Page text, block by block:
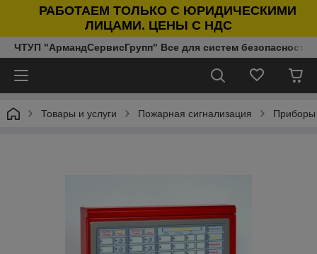
РАБОТАЕМ ТОЛЬКО С ЮРИДИЧЕСКИМИ
ЛИЦАМИ. ЦЕНЫ С НДС
ЧТУП "АрмандСервисГрупп" Все для систем безопасности
Товары и услуги Пожарная сигнализация Приборы